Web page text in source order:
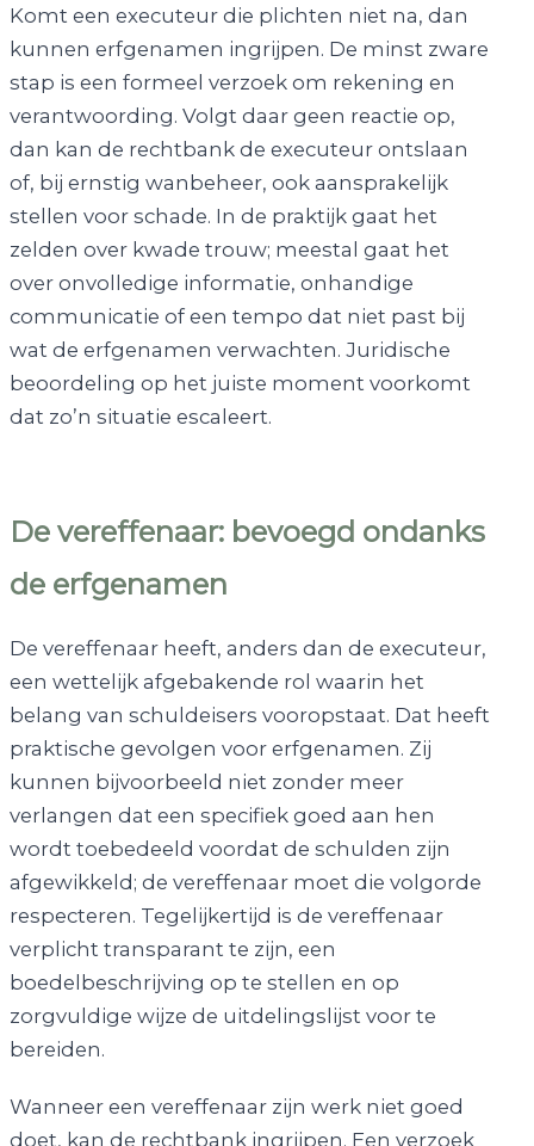
Komt een executeur die plichten niet na, dan
kunnen erfgenamen ingrijpen. De minst zware
stap is een formeel verzoek om rekening en
verantwoording. Volgt daar geen reactie op,
dan kan de rechtbank de executeur ontslaan
of, bij ernstig wanbeheer, ook aansprakelijk
stellen voor schade. In de praktijk gaat het
zelden over kwade trouw; meestal gaat het
over onvolledige informatie, onhandige
communicatie of een tempo dat niet past bij
wat de erfgenamen verwachten. Juridische
beoordeling op het juiste moment voorkomt
dat zo’n situatie escaleert.
De vereffenaar: bevoegd ondanks
de erfgenamen
De vereffenaar heeft, anders dan de executeur,
een wettelijk afgebakende rol waarin het
belang van schuldeisers vooropstaat. Dat heeft
praktische gevolgen voor erfgenamen. Zij
kunnen bijvoorbeeld niet zonder meer
verlangen dat een specifiek goed aan hen
wordt toebedeeld voordat de schulden zijn
afgewikkeld; de vereffenaar moet die volgorde
respecteren. Tegelijkertijd is de vereffenaar
verplicht transparant te zijn, een
boedelbeschrijving op te stellen en op
zorgvuldige wijze de uitdelingslijst voor te
bereiden.
Wanneer een vereffenaar zijn werk niet goed
doet, kan de rechtbank ingrijpen. Een verzoek